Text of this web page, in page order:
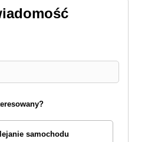
samochodu